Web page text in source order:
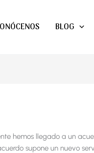
BLOG
hemos llegado a un
supone un nuevo